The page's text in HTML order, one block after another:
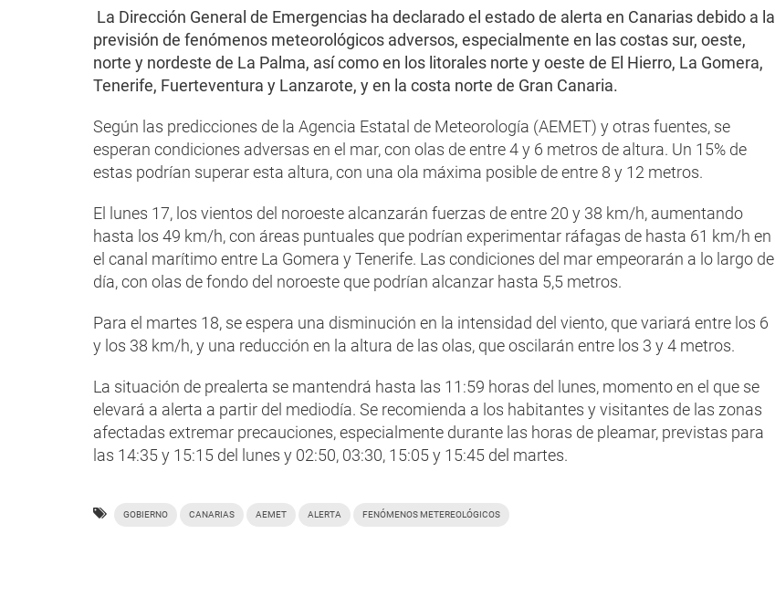
La Dirección General de Emergencias ha declarado el estado de alerta en Canarias debido a la
previsión de fenómenos meteorológicos adversos, especialmente en las costas sur, oeste,
norte y nordeste de La Palma, así como en los litorales norte y oeste de El Hierro, La Gomera,
Tenerife, Fuerteventura y Lanzarote, y en la costa norte de Gran Canaria.
Según las predicciones de la Agencia Estatal de Meteorología (AEMET) y otras fuentes, se
esperan condiciones adversas en el mar, con olas de entre 4 y 6 metros de altura. Un 15% de
estas podrían superar esta altura, con una ola máxima posible de entre 8 y 12 metros.
El lunes 17, los vientos del noroeste alcanzarán fuerzas de entre 20 y 38 km/h, aumentando
hasta los 49 km/h, con áreas puntuales que podrían experimentar ráfagas de hasta 61 km/h en
el canal marítimo entre La Gomera y Tenerife. Las condiciones del mar empeorarán a lo largo del
día, con olas de fondo del noroeste que podrían alcanzar hasta 5,5 metros.
Para el martes 18, se espera una disminución en la intensidad del viento, que variará entre los 6
y los 38 km/h, y una reducción en la altura de las olas, que oscilarán entre los 3 y 4 metros.
La situación de prealerta se mantendrá hasta las 11:59 horas del lunes, momento en el que se
elevará a alerta a partir del mediodía. Se recomienda a los habitantes y visitantes de las zonas
afectadas extremar precauciones, especialmente durante las horas de pleamar, previstas para
las 14:35 y 15:15 del lunes y 02:50, 03:30, 15:05 y 15:45 del martes.
GOBIERNO CANARIAS AEMET ALERTA FENÓMENOS METEREOLÓGICOS